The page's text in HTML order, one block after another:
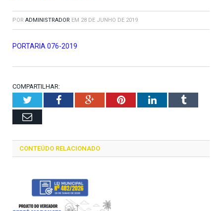
POR ADMINISTRADOR EM 28 DE JUNHO DE 2019
PORTARIA 076-2019
COMPARTILHAR:
TwitterFacebookGoogle+PinterestLinkedInTumblr
Email
CONTEÚDO RELACIONADO